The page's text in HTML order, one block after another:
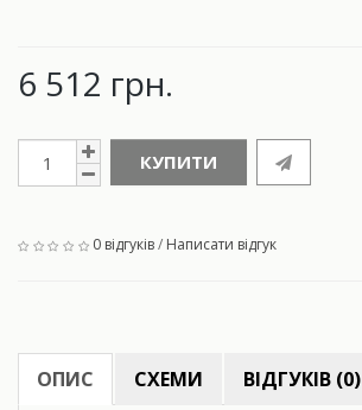
6 512 грн.
КУПИТИ
0 відгуків/ Написати відгук
ОПИС СХЕМИ ВІДГУКІВ (0)